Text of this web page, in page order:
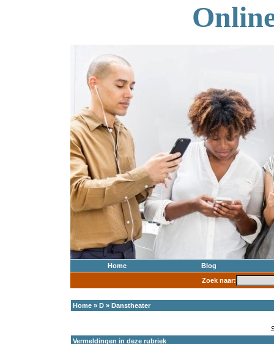
Home
Blog
Zoek naar:
Home » D » Danstheater
Vermeldingen in deze rubriek